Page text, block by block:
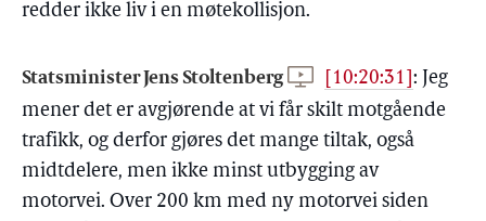
redder ikke liv i en møtekollisjon.
Statsminister Jens Stoltenberg [10:20:31] : Jeg
mener det er avgjørende at vi får skilt motgående
trafikk, og derfor gjøres det mange tiltak, også
midtdelere, men ikke minst utbygging av
motorvei. Over 200 km med ny motorvei siden